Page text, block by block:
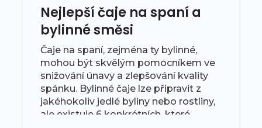
Nejlepší čaje na spaní a
bylinné směsi
Čaje na spaní, zejména ty bylinné,
mohou být skvělým pomocníkem ve
snižování únavy a zlepšování kvality
spánku. Bylinné čaje lze připravit z
jakéhokoliv jedlé byliny nebo rostliny,
ale existuje 6 konkrétních, které...